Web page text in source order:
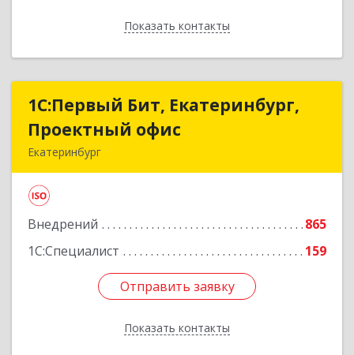
Показать контакты
Назад
1С:Первый Бит, Екатеринбург,
Проектный офис
Екатеринбург
Внедрений
865
1С:Специалист
159
Отправить заявку
Показать контакты
1С:Первый Бит, Екатеринбург,
Проектный офис
Подробнее
Отправить заявку
Назад